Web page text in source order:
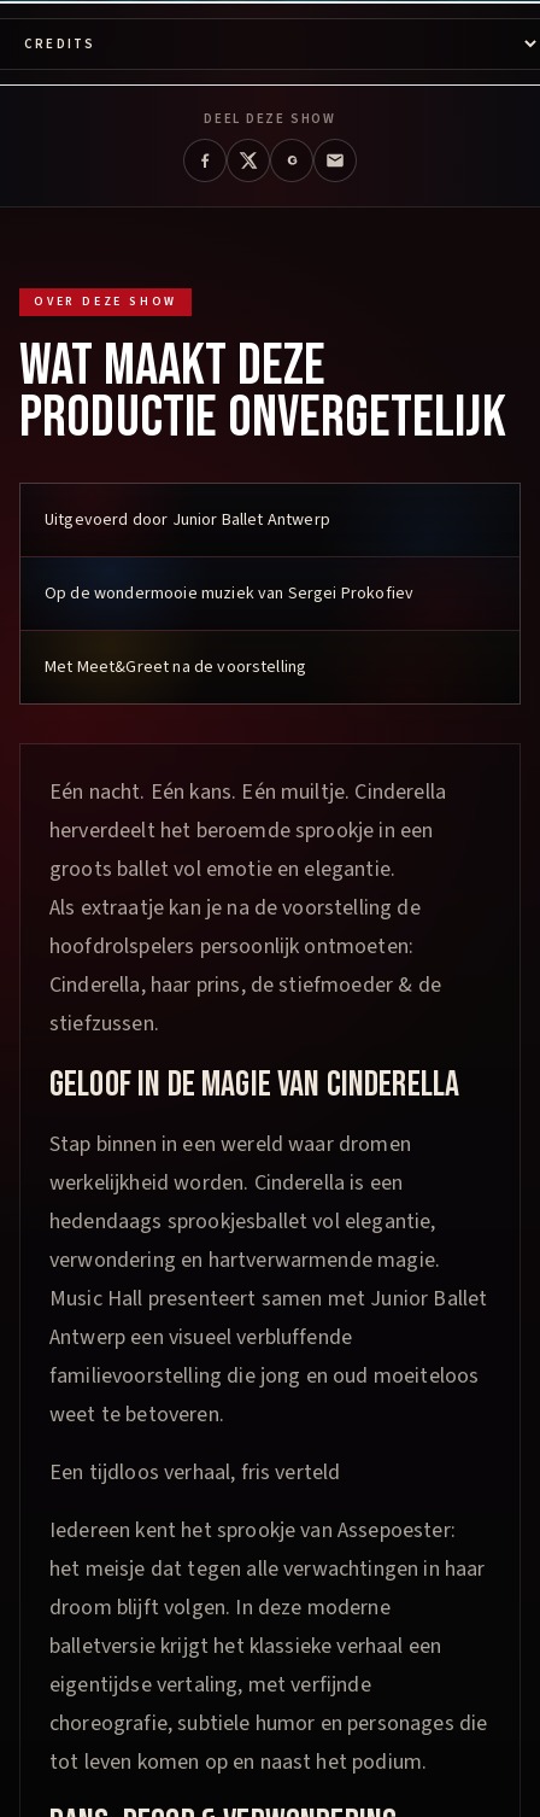
DEEL DEZE SHOW
OVER DEZE SHOW
WAT MAAKT DEZE
PRODUCTIE ONVERGETELIJK
Uitgevoerd door Junior Ballet Antwerp
Op de wondermooie muziek van Sergei Prokofiev
Met Meet&Greet na de voorstelling
Eén nacht. Eén kans. Eén muiltje. Cinderella
herverdeelt het beroemde sprookje in een
groots ballet vol emotie en elegantie.
Als extraatje kan je na de voorstelling de
hoofdrolspelers persoonlijk ontmoeten:
Cinderella, haar prins, de stiefmoeder & de
stiefzussen.
GELOOF IN DE MAGIE VAN CINDERELLA
Stap binnen in een wereld waar dromen
werkelijkheid worden. Cinderella is een
hedendaags sprookjesballet vol elegantie,
verwondering en hartverwarmende magie.
Music Hall presenteert samen met Junior Ballet
Antwerp een visueel verbluffende
familievoorstelling die jong en oud moeiteloos
weet te betoveren.
Een tijdloos verhaal, fris verteld
Iedereen kent het sprookje van Assepoester:
het meisje dat tegen alle verwachtingen in haar
droom blijft volgen. In deze moderne
balletversie krijgt het klassieke verhaal een
eigentijdse vertaling, met verfijnde
choreografie, subtiele humor en personages die
tot leven komen op en naast het podium.​